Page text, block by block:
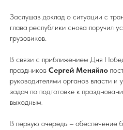
Заслушав доклад о ситуации с
глава республики снова поручил
грузовиков.
В связи с приближением Дня
праздников Сергей Меняйло
руководителями органов власти и
задач по подготовке к
выходным.
В первую очередь – обеспечение